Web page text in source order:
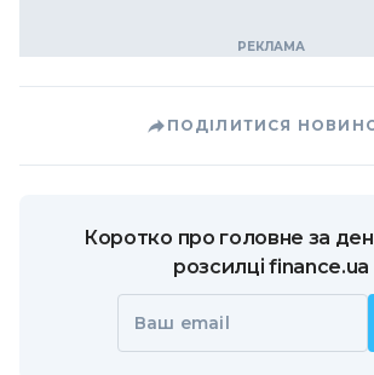
ПОДІЛИТИСЯ
Коротко про головне за
розсилці finance.ua
Ваш email